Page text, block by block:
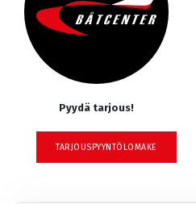
Pyydä tarjous!
TARJOUSPYYNTÖLOMAKE